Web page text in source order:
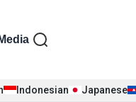
tiếng Pháp
Indonesian Japanese